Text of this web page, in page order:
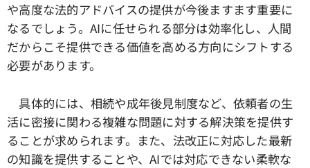
や高度な法的アドバイスの提供が今後ますます重要に
なるでしょう。AIに任せられる部分は効率化し、人間
だからこそ提供できる価値を高める方向にシフトする
必要があります。
具体的には、相続や成年後見制度など、依頼者の生
活に密接に関わる複雑な問題に対する解決策を提供す
ることが求められます。また、法改正に対応した最新
の知識を提供することや、AIでは対応できない柔軟な